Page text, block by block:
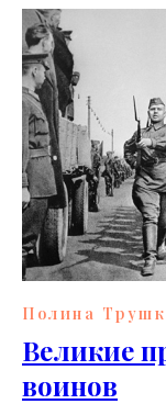
Полина
Великие
воинов